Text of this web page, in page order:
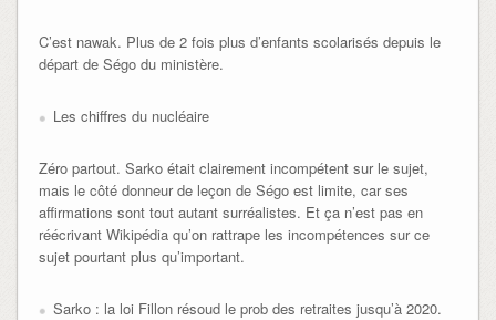
C’est nawak. Plus de 2 fois plus d’enfants scolarisés depuis le
départ de Ségo du ministère.
Les chiffres du nucléaire
Zéro partout. Sarko était clairement incompétent sur le sujet,
mais le côté donneur de leçon de Ségo est limite, car ses
affirmations sont tout autant surréalistes. Et ça n’est pas en
réécrivant Wikipédia qu’on rattrape les incompétences sur ce
sujet pourtant plus qu’important.
Sarko : la loi Fillon résoud le prob des retraites jusqu’à 2020.